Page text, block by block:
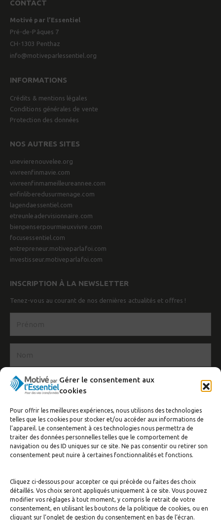
Gérer le consentement aux
cookies
Pour offrir les meilleures expériences, nous utilisons des technologies
telles que les cookies pour stocker et/ou accéder aux informations de
l’appareil. Le consentement à ces technologies nous permettra de
traiter des données personnelles telles que le comportement de
navigation ou des ID uniques sur ce site. Ne pas consentir ou retirer son
consentement peut nuire à certaines fonctionnalités et fonctions.
Cliquez ci-dessous pour accepter ce qui précède ou faites des choix
détaillés. Vos choix seront appliqués uniquement à ce site. Vous pouvez
modifier vos réglages à tout moment, y compris le retrait de votre
consentement, en utilisant les boutons de la politique de cookies, ou en
cliquant sur l’onglet de gestion du consentement en bas de l’écran.
CONTACT
Motivé par l’Essentiel
Pré-de-Pâques 7
CH-1303 Penthaz
info@motiveparlessentiel.org
INFORMATIONS
Crédits & mentions légales
Conditions générales de vente
Protection des données
NOS AUTRES SITES
unevierenouvelee.org
vivreenfinmavie.com
vivreenfinmameilleureannee.com
enfinliberedusurmenage.com
lagendaessentiel.com
etreunleadervisionnaire.com
bienpenserpourmieuxvivre.com
focusessentiel.com
entrepreneur.motiveparlafoi.com
investisseur.motiveparlafoi.com
INSCRIPTION À LA NEWSLETTER
Tenez-vous au courant de nos dernières actualités et offres !
J’accepte de recevoir la newsletter
S'inscrire